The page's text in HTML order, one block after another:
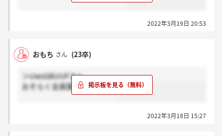
2022年3月19日 20:53
おもち さん (23卒)
＞UwsGBUUFさん
おそらく全員案内来ますよ。
2022年3月18日 15:27